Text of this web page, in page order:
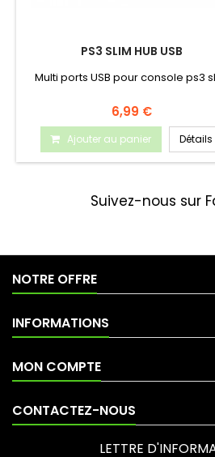
PS3 SLIM HUB USB
Multi ports USB pour console ps3
6,99 €
Ajouter au panier Détails
Suivez-nous sur
NOTRE OFFRE
INFORMATIONS
MON COMPTE
CONTACTEZ-NOUS
LETTRE